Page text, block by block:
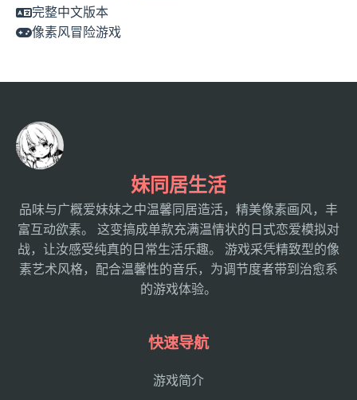
完整中文版本
像素风冒险游戏
妹同居生活
品味与广概爱妹妹之中温馨同居造活，精美像素画风，丰
富互动欲素。 这变搞成单款充满温情状的日式恋爱模拟对
战，让汝感受纯真的日常生活乐趣。 游戏采凭精致型的像
素艺术风格，配合温馨性的音乐，为调节度者带到治愈系
的游戏体验。
快速导航
游戏简介